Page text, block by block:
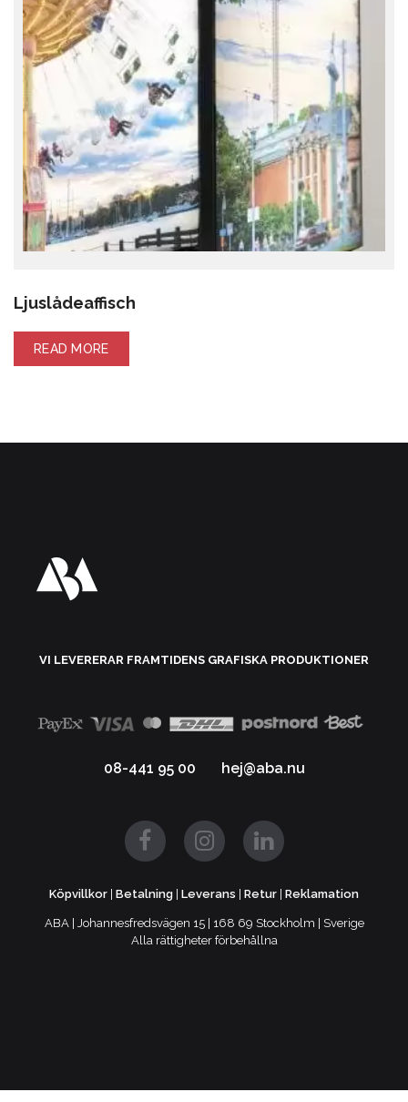
Ljuslådeaffisch
READ MORE
VI LEVERERAR FRAMTIDENS GRAFISKA PRODUKTIONER
08-441 95 00 hej@aba.nu
Köpvillkor Betalning Leverans Retur Reklamation
ABA | Johannesfredsvägen 15 | 168 69 Stockholm | Sverige
Alla rättigheter förbehållna